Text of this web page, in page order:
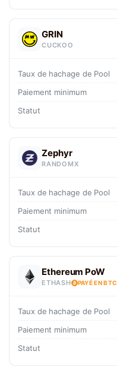
GRIN
CUCKOO
Taux de hachage de Pool
Paiement minimum
Statut
Zephyr
RANDOMX
Taux de hachage de Pool
Paiement minimum
Statut
Ethereum PoW
ETHASH PAYÉ EN BTC
Taux de hachage de Pool
Paiement minimum
Statut